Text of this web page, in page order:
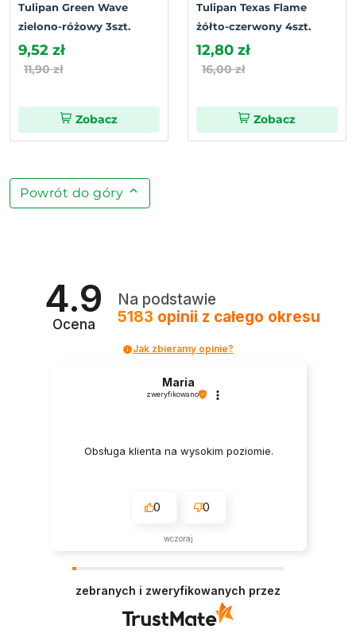
Tulipan Green Wave
zielono-różowy 3szt.
9,52 zł
11,90 zł
Zobacz
Tulipan Texas Flame
żółto-czerwony 4szt.
12,80 zł
16,00 zł
Zobacz
Powrót do góry
4.9
Ocena
Na podstawie
5183 opinii z całego okresu
Jak zbieramy opinie?
Maria
zweryfikowano
Obsługa klienta na wysokim poziomie.
0 0
wczoraj
zebranych i zweryfikowanych przez